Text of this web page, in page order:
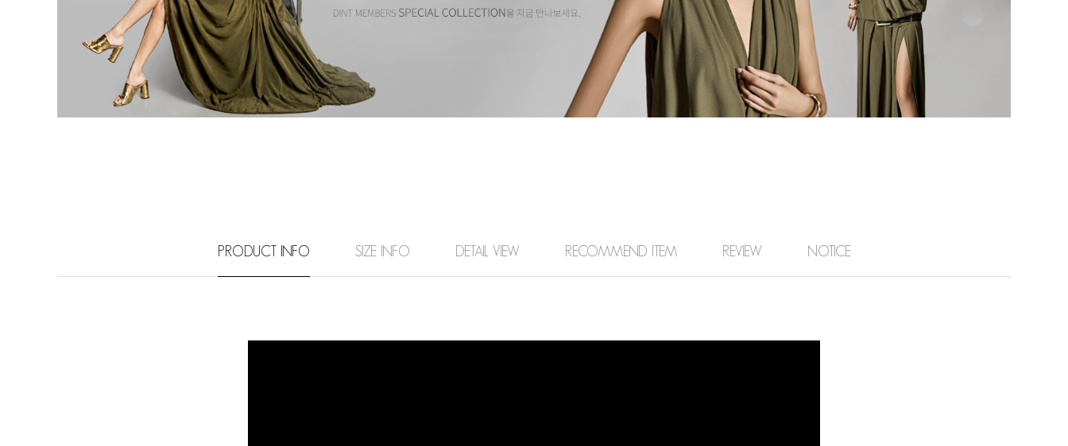
PRODUCT INFO SIZE INFO DETAIL VIEW RECOMMEND ITEM REVIEW NOTICE